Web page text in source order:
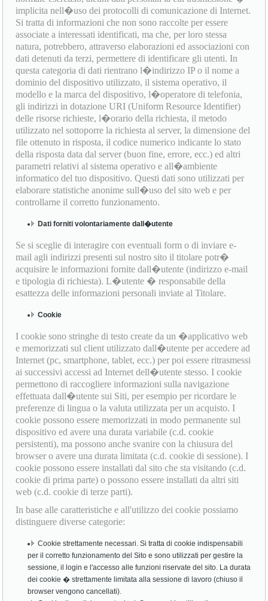
implicita nell�uso dei protocolli di comunicazione di Internet.
Si tratta di informazioni che non sono raccolte per essere
associate a interessati identificati, ma che, per loro stessa
natura, potrebbero, attraverso elaborazioni ed associazioni con
dati detenuti da terzi, permettere di identificare gli utenti. In
questa categoria di dati rientrano l�indirizzo IP o il nome a
dominio del dispositivo utilizzato, il sistema operativo, il
modello e la marca del dispositivo, l�operatore di telefonia,
gli indirizzi in dotazione URI (Uniform Resource Identifier)
delle risorse richieste, l�orario della richiesta, il metodo
utilizzato nel sottoporre la richiesta al server, la dimensione del
file ottenuto in risposta, il codice numerico indicante lo stato
della risposta data dal server (buon fine, errore, ecc.) ed altri
parametri relativi al sistema operativo e all�ambiente
informatico del tuo dispositivo. Questi dati sono utilizzati per
elaborare statistiche anonime sull�uso del sito web e per
controllarne il corretto funzionamento.
Dati forniti volontariamente dall�utente
Se si sceglie di interagire con eventuali form o di inviare e-
mail agli indirizzi presenti sul nostro sito il titolare potr�
acquisire le informazioni fornite dall�utente (indirizzo e-mail
e tipologia di richiesta). L�utente � responsabile della
esattezza delle informazioni personali inviate al Titolare.
Cookie
I cookie sono stringhe di testo create da un �applicativo web
e memorizzati sul client utilizzato dall�utente per accedere ad
Internet (pc, smartphone, tablet, ecc.) per poi essere ritrasmessi
ai successivi accessi ad Internet dell�utente stesso. I cookie
permettono di raccogliere informazioni sulla navigazione
effettuata dall�utente sui Siti, per esempio per ricordare le
preferenze di lingua o la valuta utilizzata per un acquisto. I
cookie possono essere memorizzati in modo permanente sul
dispositivo ed avere una durata variabile (c.d. cookie
persistenti), ma possono anche svanire con la chiusura del
browser o avere una durata limitata (c.d. cookie di sessione). I
cookie possono essere installati dal sito che sta visitando (c.d.
cookie di prima parte) o possono essere installati da altri siti
web (c.d. cookie di terze parti).
In base alle caratteristiche e all'utilizzo dei cookie possiamo
distinguere diverse categorie:
Cookie strettamente necessari. Si tratta di cookie indispensabili
per il corretto funzionamento del Sito e sono utilizzati per gestire la
sessione, il login e l'accesso alle funzioni riservate del sito. La durata
dei cookie � strettamente limitata alla sessione di lavoro (chiuso il
browser vengono cancellati).